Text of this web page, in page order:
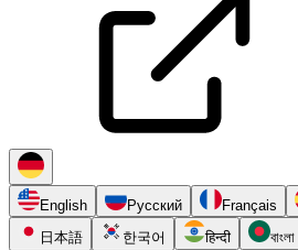
English Русский Français
日本語
한국어 हिन्दी বাংলা